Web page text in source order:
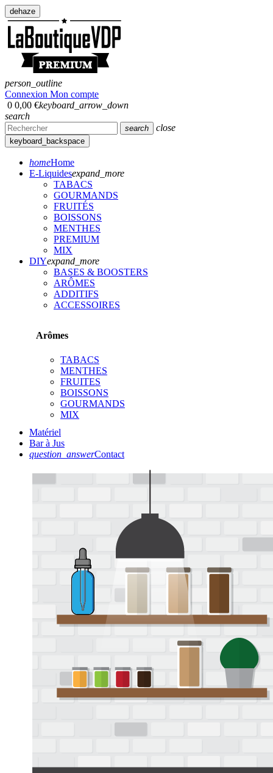
dehaze
person_outline
Connexion Mon compte
0 0,00 €keyboard_arrow_down
search
search close
keyboard_backspace
homeHome
E-Liquidesexpand_more
TABACS
GOURMANDS
FRUITÉS
BOISSONS
MENTHES
PREMIUM
MIX
DIYexpand_more
BASES & BOOSTERS
ARÔMES
ADDITIFS
ACCESSOIRES
Arômes
TABACS
MENTHES
FRUITES
BOISSONS
GOURMANDS
MIX
Matériel
Bar à Jus
question_answerContact